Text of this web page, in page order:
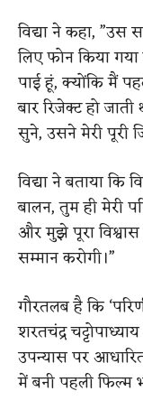
विद्या ने कहा,
लिए फोन किया
पाई हूं, क्योंकि मैं
बार रिजेक्ट हो
सुने, उसने मेरी पूरी
विद्या ने बताया कि
बालन, तुम ही मेरी
और मुझे पूरा
सम्मान करोगी।”
गौरतलब है कि
शरतचंद्र
उपन्यास पर
में बनी पहली फिल्म